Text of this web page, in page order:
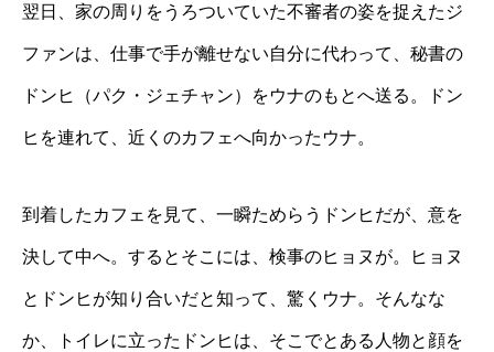
翌日、家の周りをうろついていた不審者の姿を捉えたジ
ファンは、仕事で手が離せない自分に代わって、秘書の
ドンヒ（パク・ジェチャン）をウナのもとへ送る。ドン
ヒを連れて、近くのカフェへ向かったウナ。
到着したカフェを見て、一瞬ためらうドンヒだが、意を
決して中へ。するとそこには、検事のヒョヌが。ヒョヌ
とドンヒが知り合いだと知って、驚くウナ。そんなな
か、トイレに立ったドンヒは、そこでとある人物と顔を